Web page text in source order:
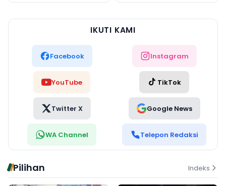
IKUTI KAMI
Facebook Instagram
YouTube TikTok
Twitter X Google News
WA Channel Telepon Redaksi
Pilihan Indeks